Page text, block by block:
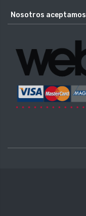
Nosotros aceptamos